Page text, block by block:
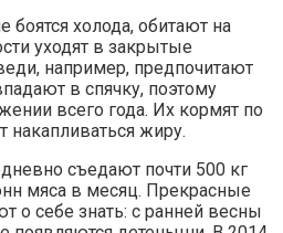
холода, обитают на
уходят в закрытые
например, предпочитают
в спячку, поэтому
всего года. Их кормят по
накапливаться жиру.
съедают почти 500 кг
мяса в месяц. Прекрасные
о себе знать: с ранней весны